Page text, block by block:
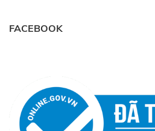
FACEBOOK